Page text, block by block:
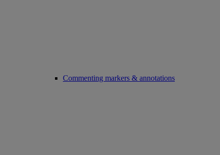
Commenting markers & annotations